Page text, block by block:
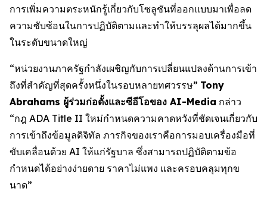
การเพิ่มความตระหนักรู้เกี่ยวกับโซลูชันที่ออกแบบมาเพื่อลด
ความซับซ้อนในการปฏิบัติตามและทำให้บรรลุผลได้มากขึ้น
ในระดับขนาดใหญ่
“หน่วยงานภาครัฐกำลังเผชิญกับการเปลี่ยนแปลงด้านการเข้า
ถึงที่สำคัญที่สุดครั้งหนึ่งในรอบหลายทศวรรษ” Tony
Abrahams ผู้ร่วมก่อตั้งและซีอีโอของ AI-Media กล่าว
“กฎ ADA Title II ใหม่กำหนดความคาดหวังที่ชัดเจนเกี่ยวกับ
การเข้าถึงข้อมูลดิจิทัล ภารกิจของเราคือการมอบเครื่องมือที่
ขับเคลื่อนด้วย AI ให้แก่รัฐบาล ซึ่งสามารถปฏิบัติตามข้อ
กำหนดได้อย่างง่ายดาย ราคาไม่แพง และครอบคลุมทุกข
นาด”